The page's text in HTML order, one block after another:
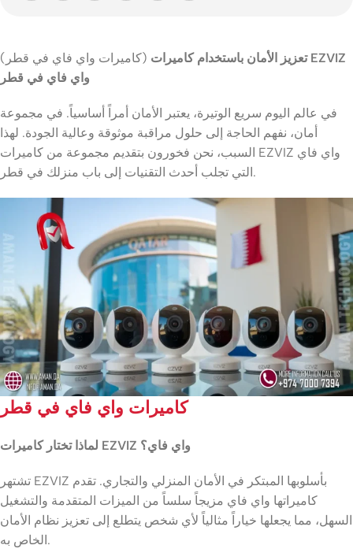
(كاميرات واي فاي في قطر) تعزيز الأمان باستخدام كاميرات EZVIZ
واي فاي في قطر
في عالم اليوم سريع الوتيرة، يعتبر الأمان أمراً أساسياً. في مجموعة
أمان، نفهم الحاجة إلى حلول مراقبة موثوقة وعالية الجودة. لهذا
السبب، نحن فخورون بتقديم مجموعة من كاميرات EZVIZ واي فاي
التي تجلب أحدث التقنيات إلى باب منزلك في قطر.
كاميرات واي فاي في قطر
لماذا تختار كاميرات EZVIZ واي فاي؟
تشتهر EZVIZ بأسلوبها المبتكر في الأمان المنزلي والتجاري. تقدم
كاميراتها واي فاي مزيجاً سلساً من الميزات المتقدمة والتشغيل
السهل، مما يجعلها خياراً مثالياً لأي شخص يتطلع إلى تعزيز نظام الأمان
الخاص به.